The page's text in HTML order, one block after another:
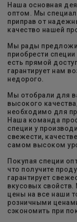
Наша основная
оптом. Мы
приправ от
качество нашей
Мы рады
приобрести
есть прямой
гарантирует нам
недорого.
Мы отобрали для
высокого
необходимо для
Наша команда
специи у
свежести,
самом высоком
Покупая специи
что получите
гарантирует
вкусовых
цены на все наши
розничными
сэкономить при